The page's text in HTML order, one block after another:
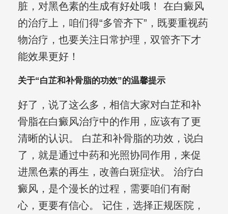
脏，对黑色素的生成有好处哦！ 在白癜风
的治疗上，咱们得“多管齐下”，既要重视药
物治疗，也要关注日常护理，双管齐下才
能效果更好！
关于“白芷和补骨脂的功效”的温馨提示
好了，说了这么多，相信大家对白芷和补
骨脂在白癜风治疗中的作用，应该有了更
清晰的认识。 白芷和补骨脂的功效，说白
了，就是通过中药和光照协同作用，来促
进黑色素的再生，改善白斑症状。 治疗白
癜风，是个漫长的过程，需要咱们有耐
心，更要有信心。 记住，选择正规医院，